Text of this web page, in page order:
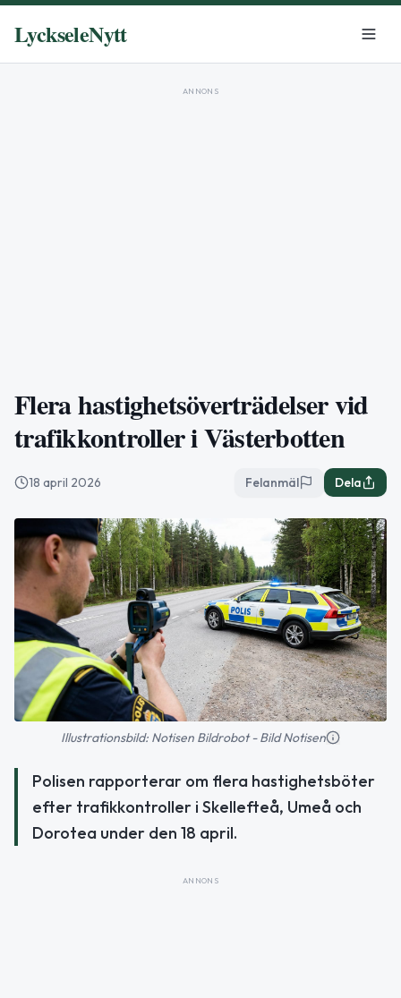
LyckseleNytt
ANNONS
Flera hastighetsöverträdelser vid
trafikkontroller i Västerbotten
18 april 2026 Felanmäl Dela
Illustrationsbild: Notisen Bildrobot - Bild Notisen
Polisen rapporterar om flera hastighetsböter
efter trafikkontroller i Skellefteå, Umeå och
Dorotea under den 18 april.
ANNONS